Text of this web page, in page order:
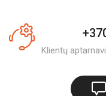
Klientų